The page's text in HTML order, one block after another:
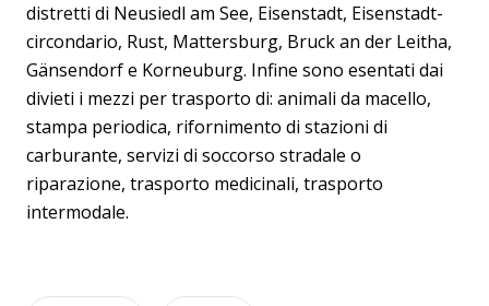
distretti di Neusiedl am See, Eisenstadt, Eisenstadt-
circondario, Rust, Mattersburg, Bruck an der Leitha,
Gänsendorf e Korneuburg. Infine sono esentati dai
divieti i mezzi per trasporto di: animali da macello,
stampa periodica, rifornimento di stazioni di
carburante, servizi di soccorso stradale o
riparazione, trasporto medicinali, trasporto
intermodale.